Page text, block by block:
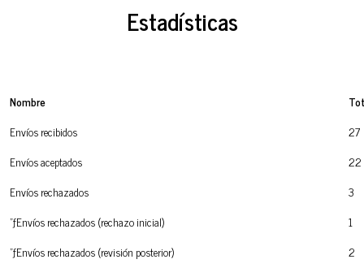
Estadísticas
Nombre
Envíos recibidos
27
Envíos aceptados
22
Envíos rechazados
3
"ƒEnvíos rechazados (rechazo inicial)
1
"ƒEnvíos rechazados (revisión posterior)
2